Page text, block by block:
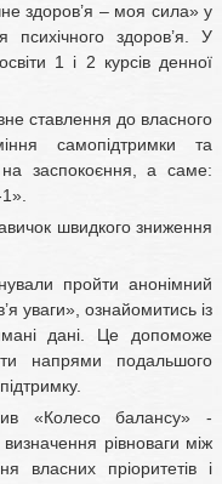
здоров’я – моя сила» у
психічного здоров’я. У
1 і 2 курсів денної
ставлення до власного
самопідтримки та
на заспокоєння, а саме:
швидкого зниження
пройти анонімний
уваги», ознайомитись із
дані. Це допоможе
напрями подальшого
«Колесо балансу» -
рівноваги між
власних пріоритетів і